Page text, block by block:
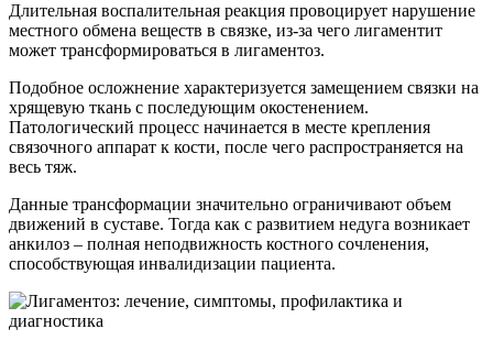
Длительная воспалительная реакция провоцирует нарушение
местного обмена веществ в связке, из-за чего лигаментит
может трансформироваться в лигаментоз.
Подобное осложнение характеризуется замещением связки на
хрящевую ткань с последующим окостенением.
Патологический процесс начинается в месте крепления
связочного аппарат к кости, после чего распространяется на
весь тяж.
Данные трансформации значительно ограничивают объем
движений в суставе. Тогда как с развитием недуга возникает
анкилоз – полная неподвижность костного сочленения,
способствующая инвалидизации пациента.